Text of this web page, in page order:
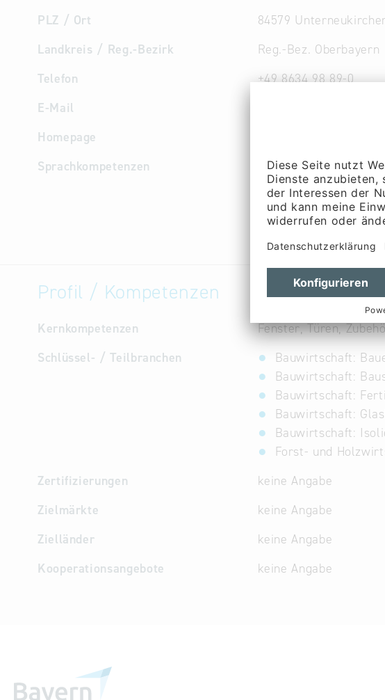
PLZ / Ort
84579
Landkreis / Reg.-Bezirk
Reg.-Bez. Oberbayern
Telefon
+49 8634 98 89-0
E-Mail
Homepage
Sprachkompetenzen
Deutsch
Profil / Kompetenzen
Kernkompetenzen
Fenster, Türen,
Schlüssel- / Teilbranchen
Bauwirtschaft:
Bauwirtschaft:
Bauwirtschaft:
Bauwirtschaft:
Bauwirtschaft:
Forst- und
Zertifizierungen
keine Angabe
Zielmärkte
keine Angabe
Zielländer
keine Angabe
Kooperationsangebote
keine Angabe